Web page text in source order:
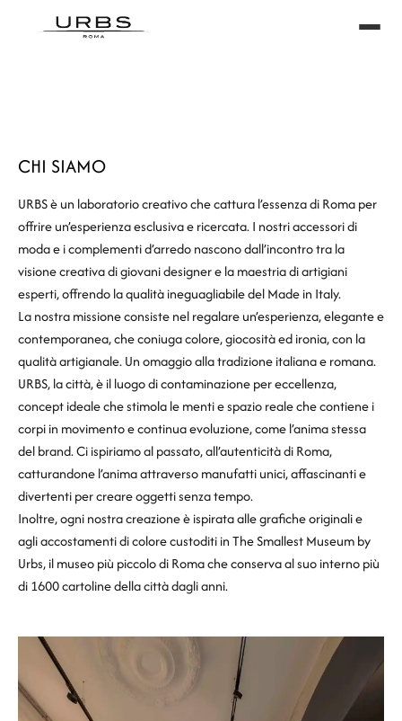
CHI SIAMO
URBS è un laboratorio creativo che cattura l’essenza di Roma per
offrire un’esperienza esclusiva e ricercata. I nostri accessori di
moda e i complementi d’arredo nascono dall’incontro tra la
visione creativa di giovani designer e la maestria di artigiani
esperti, offrendo la qualità ineguagliabile del Made in Italy.
La nostra missione consiste nel regalare un’esperienza, elegante e
contemporanea, che coniuga colore, giocosità ed ironia, con la
qualità artigianale. Un omaggio alla tradizione italiana e romana.
URBS, la città, è il luogo di contaminazione per eccellenza,
concept ideale che stimola le menti e spazio reale che contiene i
corpi in movimento e continua evoluzione, come l’anima stessa
del brand. Ci ispiriamo al passato, all’autenticità di Roma,
catturandone l’anima attraverso manufatti unici, affascinanti e
divertenti per creare oggetti senza tempo.
Inoltre, ogni nostra creazione è ispirata alle grafiche originali e
agli accostamenti di colore custoditi in The Smallest Museum by
Urbs, il museo più piccolo di Roma che conserva al suo interno più
di 1600 cartoline della città dagli anni.